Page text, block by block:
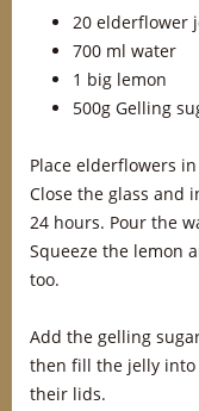
20 elderflower
700 ml water
1 big lemon
500g Gelling
Place elderflowers
Close the glass and
24 hours. Pour the
Squeeze the lemon
too.
Add the gelling
then fill the jelly into
their lids.